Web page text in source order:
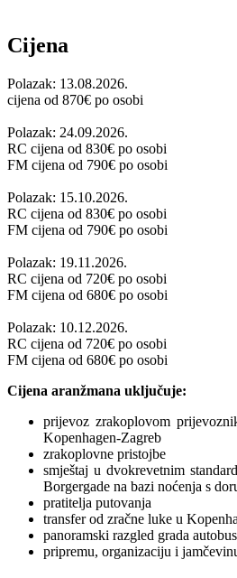
Cijena
Polazak: 13.08.2026.
cijena od 870€ po osobi
Polazak: 24.09.2026.
RC cijena od 830€ po osobi
FM cijena od 790€ po osobi
Polazak: 15.10.2026.
RC cijena od 830€ po osobi
FM cijena od 790€ po osobi
Polazak: 19.11.2026.
RC cijena od 720€ po osobi
FM cijena od 680€ po osobi
Polazak: 10.12.2026.
RC cijena od 720€ po osobi
FM cijena od 680€ po osobi
Cijena aranžmana uključuje:
prijevoz zrakoplovom
Kopenhagen-Zagreb
zrakoplovne pristojbe
smještaj u dvokrevetnim
Borgergade na bazi noćenja s
pratitelja putovanja
transfer od zračne luke u
panoramski razgled grada
pripremu, organizaciju i